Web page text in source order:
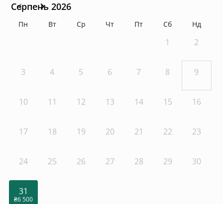
Серпень 2026
Пн Вт Ср Чт Пт Сб Нд
1 2
3 4 5 6 7 8 9
10 11 12 13 14 15 16
17 18 19 20 21 22 23
24 25 26 27 28 29 30
31
₴6 500